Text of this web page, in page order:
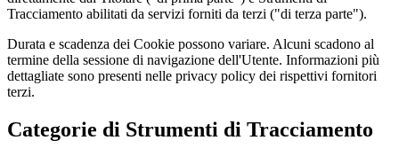
Tracciamento abilitati da servizi forniti da terzi ("di terza parte").
Durata e scadenza dei Cookie possono variare. Alcuni scadono al
termine della sessione di navigazione dell'Utente. Informazioni più
dettagliate sono presenti nelle privacy policy dei rispettivi fornitori
terzi.
Categorie di Strumenti di Tracciamento